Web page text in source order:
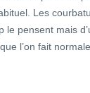
Les
le pensent mais
l’on fait